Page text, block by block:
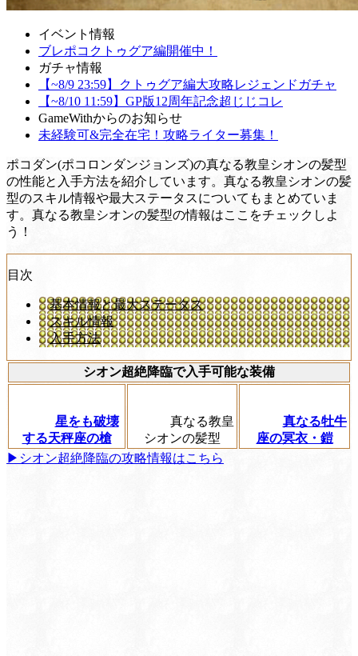
イベント情報
ブレポコクトゥグア編開催中！
ガチャ情報
【~8/9 23:59】クトゥグア編大攻略レジェンドガチャ
【~8/10 11:59】GP版12周年記念超じじコレ
GameWithからのお知らせ
未経験可&完全在宅！攻略ライター募集！
ポコダン(ポコロンダンジョンズ)の真なる教皇シオンの髪型
の性能と入手方法を紹介しています。真なる教皇シオンの髪
型のスキル情報や最大ステータスについてもまとめていま
す。真なる教皇シオンの髪型の情報はここをチェックしよ
う！
目次
基本情報と最大ステータス
スキル情報
入手方法
シオン超絶降臨で入手可能な装備
星をも破壊
する天秤座の槍
真なる教皇
シオンの髪型
真なる牡牛
座の冥衣・鎧
▶︎シオン超絶降臨の攻略情報はこちら